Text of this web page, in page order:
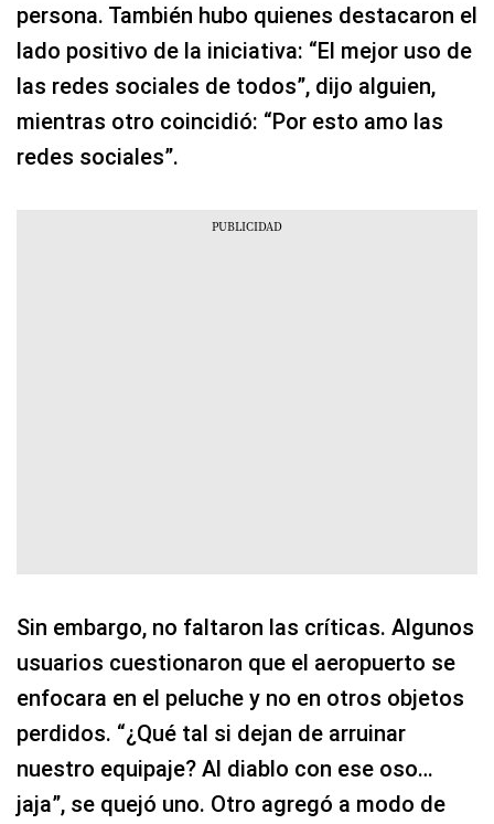
persona. También hubo quienes destacaron el
lado positivo de la iniciativa: “El mejor uso de
las redes sociales de todos”, dijo alguien,
mientras otro coincidió: “Por esto amo las
redes sociales”.
Sin embargo, no faltaron las críticas. Algunos
usuarios cuestionaron que el aeropuerto se
enfocara en el peluche y no en otros objetos
perdidos. “¿Qué tal si dejan de arruinar
nuestro equipaje? Al diablo con ese oso…
jaja”, se quejó uno. Otro agregó a modo de